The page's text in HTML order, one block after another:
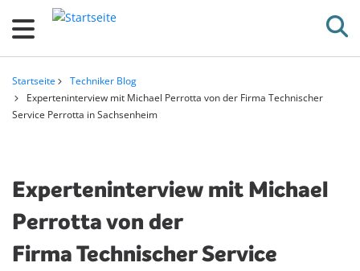
r
Pfadnavigation
Startseite
Techniker Blog
Experteninterview mit Michael Perrotta von der Firma Technischer
Service Perrotta in Sachsenheim
Experteninterview mit Michael
Perrotta von der
Firma Technischer Service